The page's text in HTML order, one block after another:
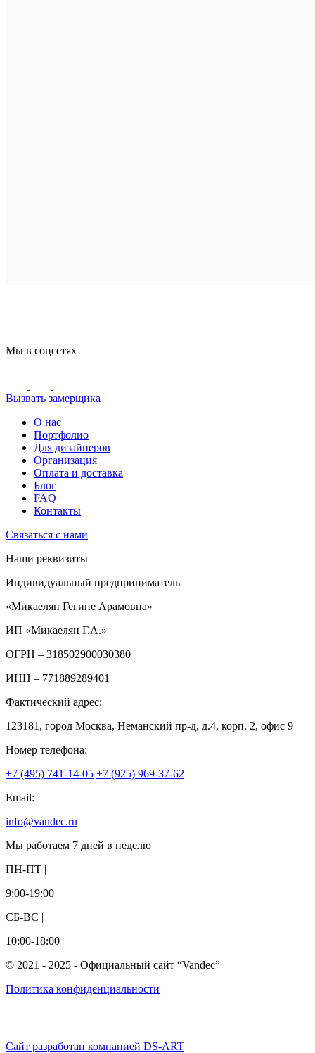
Мы в соцсетях
Вызвать замерщика
О нас
Портфолио
Для дизайнеров
Организация
Оплата и доставка
Блог
FAQ
Контакты
Связаться с нами
Наши реквизиты
Индивидуальный предприниматель
«Микаелян Гегине Арамовна»
ИП «Микаелян Г.А.»
ОГРН – 318502900030380
ИНН – 771889289401
Фактический адрес:
123181, город Москва, Неманский пр-д, д.4, корп. 2, офис 9
Номер телефона:
+7 (495) 741-14-05 +7 (925) 969-37-62
Email:
info@vandec.ru
Мы работаем 7 дней в неделю
ПН-ПТ |
9:00-19:00
СБ-ВС |
10:00-18:00
© 2021 - 2025 - Официальный сайт “Vandec”
Политика конфиденциальности
Сайт разработан компанией DS-ART